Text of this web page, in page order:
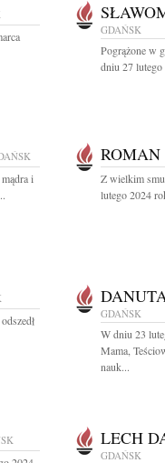
GDAŃSK
Pogrążone w
dniu 27 lutego
i
ROMAN
Z wielkim
lutego 2024
GDAŃSK
W dniu 23
Mama,
nauk...
LECH
GDAŃSK